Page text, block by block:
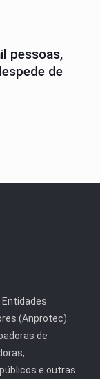
pessoas,
de
Entidades
(Anprotec)
de
e outras